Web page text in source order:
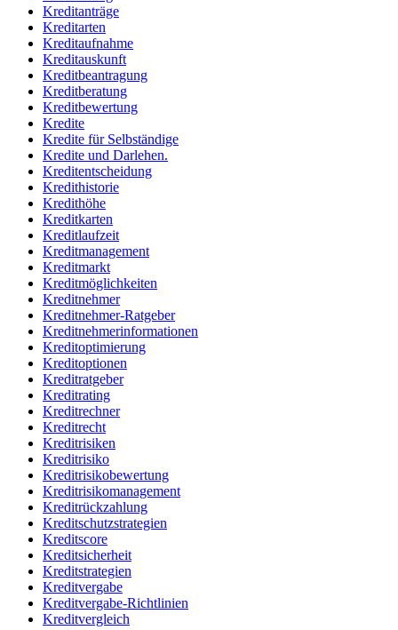
Kreditanträge
Kreditarten
Kreditaufnahme
Kreditauskunft
Kreditbeantragung
Kreditberatung
Kreditbewertung
Kredite
Kredite für Selbständige
Kredite und Darlehen.
Kreditentscheidung
Kredithistorie
Kredithöhe
Kreditkarten
Kreditlaufzeit
Kreditmanagement
Kreditmarkt
Kreditmöglichkeiten
Kreditnehmer
Kreditnehmer-Ratgeber
Kreditnehmerinformationen
Kreditoptimierung
Kreditoptionen
Kreditratgeber
Kreditrating
Kreditrechner
Kreditrecht
Kreditrisiken
Kreditrisiko
Kreditrisikobewertung
Kreditrisikomanagement
Kreditrückzahlung
Kreditschutzstrategien
Kreditscore
Kreditsicherheit
Kreditstrategien
Kreditvergabe
Kreditvergabe-Richtlinien
Kreditvergleich